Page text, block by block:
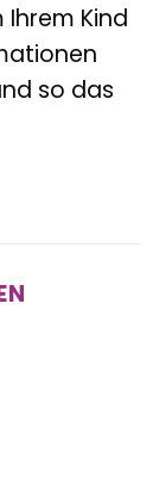
Kind
so das